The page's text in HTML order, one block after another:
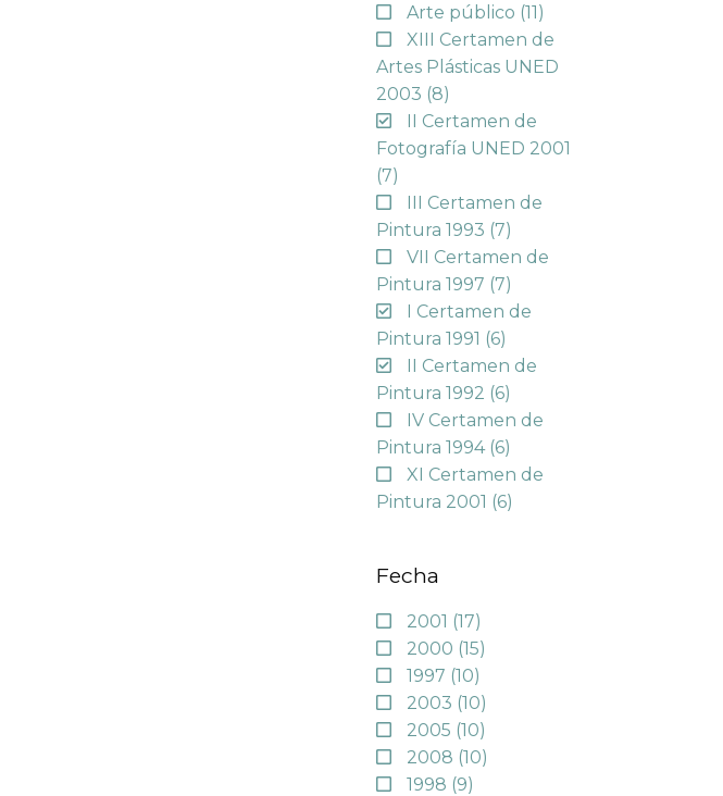
Arte público (11)
XIII Certamen de
Artes Plásticas UNED
2003 (8)
II Certamen de
Fotografía UNED 2001
(7)
III Certamen de
Pintura 1993 (7)
VII Certamen de
Pintura 1997 (7)
I Certamen de
Pintura 1991 (6)
II Certamen de
Pintura 1992 (6)
IV Certamen de
Pintura 1994 (6)
XI Certamen de
Pintura 2001 (6)
Fecha
2001 (17)
2000 (15)
1997 (10)
2003 (10)
2005 (10)
2008 (10)
1998 (9)